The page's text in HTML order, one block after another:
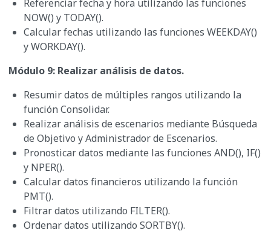
Referenciar fecha y hora utilizando las funciones
NOW() y TODAY().
Calcular fechas utilizando las funciones WEEKDAY()
y WORKDAY().
Módulo 9: Realizar análisis de datos.
Resumir datos de múltiples rangos utilizando la
función Consolidar.
Realizar análisis de escenarios mediante Búsqueda
de Objetivo y Administrador de Escenarios.
Pronosticar datos mediante las funciones AND(), IF()
y NPER().
Calcular datos financieros utilizando la función
PMT().
Filtrar datos utilizando FILTER().
Ordenar datos utilizando SORTBY().